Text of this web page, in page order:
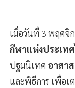
เมื่อวันที่ 3 พฤศจิ
กีฬาแห่งประเท
ปฐมนิเทศ อาสา
และพิธีการ เพื่อเ